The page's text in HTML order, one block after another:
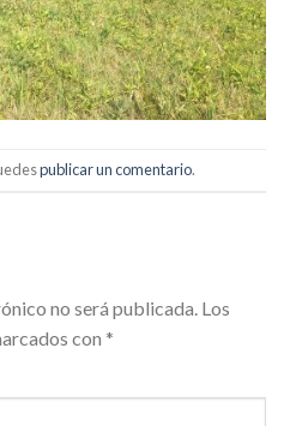
publicar un comentario.
no será publicada. Los
con *